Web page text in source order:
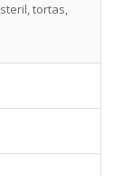
tortas,